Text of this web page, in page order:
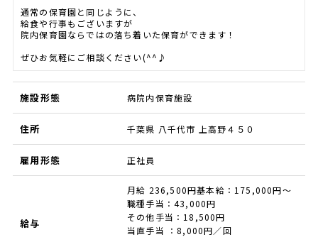
通常の保育園と同じように、
給食や行事もございますが
院内保育園ならではの落ち着いた保育ができます！
ぜひお気軽にご相談ください(^^♪
施設形態 病院内保育施設
住所 千葉県 八千代市 上高野４５０
雇用形態 正社員
給与
月給 236,500円基本給：175,000円～
職種手当：43,000円
その他手当：18,500円
当直手当 ：8,000円／回